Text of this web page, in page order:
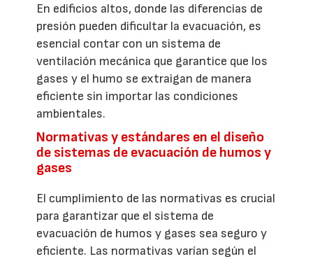
En edificios altos, donde las diferencias de
presión pueden dificultar la evacuación, es
esencial contar con un sistema de
ventilación mecánica que garantice que los
gases y el humo se extraigan de manera
eficiente sin importar las condiciones
ambientales.
Normativas y estándares en el diseño
de sistemas de evacuación de humos y
gases
El cumplimiento de las normativas es crucial
para garantizar que el sistema de
evacuación de humos y gases sea seguro y
eficiente. Las normativas varían según el